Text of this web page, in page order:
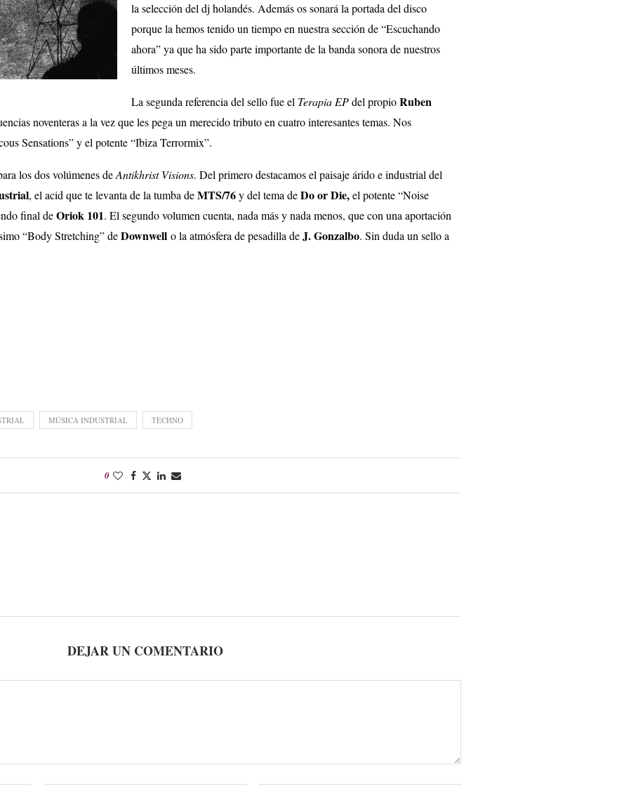
la selección del dj holandés. Además os sonará la portada del disco
porque la hemos tenido un tiempo en nuestra sección de “Escuchando
ahora” ya que ha sido parte importante de la banda sonora de nuestros
últimos meses.
La segunda referencia del sello fue el Terapia EPdel propioRuben
noventeras a la vez que les pega un merecido tributo en cuatro interesantes temas. Nos
Sensations” y el potente “Ibiza Terrormix”.
los dos volúmenes deAntikhrist Visions. Del primero destacamos el paisaje árido e industrial del
, el acid que te levanta de la tumba deMTS/76y del tema deDo or Die,el potente “Noise
final deOriok 101. El segundo volumen cuenta, nada más y nada menos, que con una aportación
“Body Stretching” deDownwell o la atmósfera de pesadilla deJ. Gonzalbo. Sin duda un sello a
MÚSICA INDUSTRIAL TECHNO
0
DEJAR UN COMENTARIO